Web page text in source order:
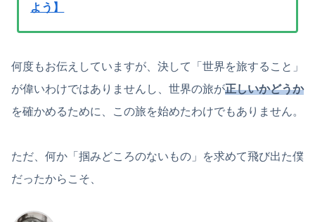
よう】
何度もお伝えしていますが、決して「世界を旅すること」
が偉いわけではありませんし、世界の旅が正しいかどうか
を確かめるために、この旅を始めたわけでもありません。
ただ、何か「掴みどころのないもの」を求めて飛び出た僕
だったからこそ、